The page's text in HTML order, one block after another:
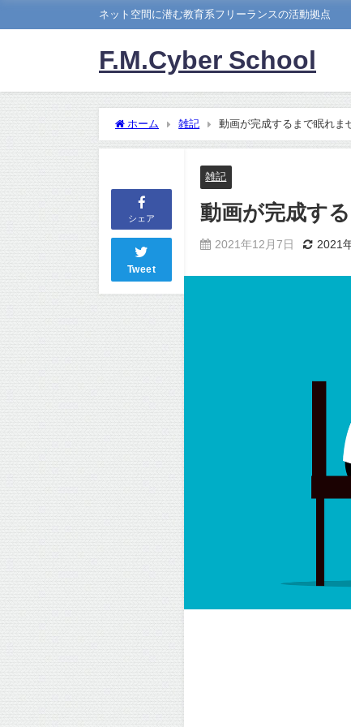
ネット空間に潜む教育系フリーランスの活動拠点
F.M.Cyber School
ホーム 雑記 動画が完成するまで眠れま
シェア
Tweet
雑記
動画が完成す
2021年12月7日 2021